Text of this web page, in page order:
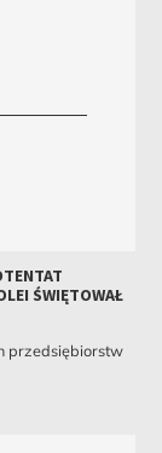
ŚWIĘTOWAŁ
przedsiębiorstw